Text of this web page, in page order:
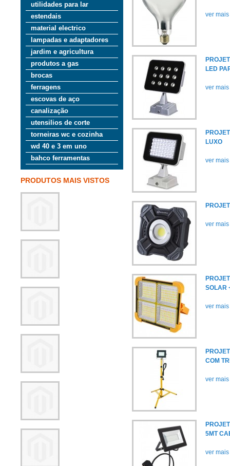
utilidades para lar
estendais
material electrico
lampadas e adaptadores
jardim e agricultura
produtos a gas
brocas
ferragens
escovas de aço
canalização
utensilios de corte
torneiras wc e cozinha
wd 40 e 3 em uno
bahco ferramentas
PRODUTOS MAIS VISTOS
ver mais
LED
ver mais
LUXO
ver mais
ver mais
SOLAR
ver mais
COM
ver mais
5MT
ver mais